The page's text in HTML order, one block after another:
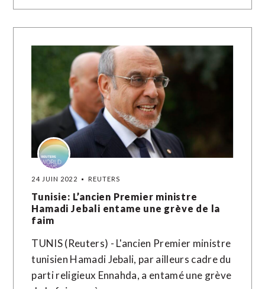
24 JUIN 2022 REUTERS
Tunisie: L’ancien Premier ministre
Hamadi Jebali entame une grève de la
faim
TUNIS (Reuters) - L'ancien Premier ministre
tunisien Hamadi Jebali, par ailleurs cadre du
parti religieux Ennahda, a entamé une grève